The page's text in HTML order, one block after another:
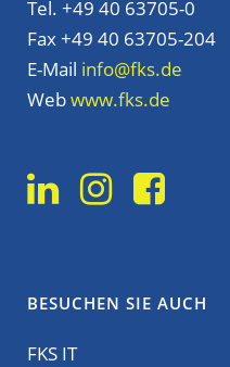
Tel. +49 40 63705-0
Fax +49 40 63705-204
E-Mail info@fks.de
Webwww.fks.de
BESUCHEN SIE AUCH
FKS IT